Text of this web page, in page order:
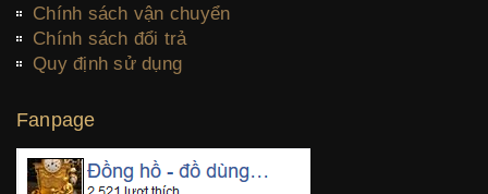
Chính sách vận chuyển
Chính sách đổi trả
Quy định sử dụng
Fanpage